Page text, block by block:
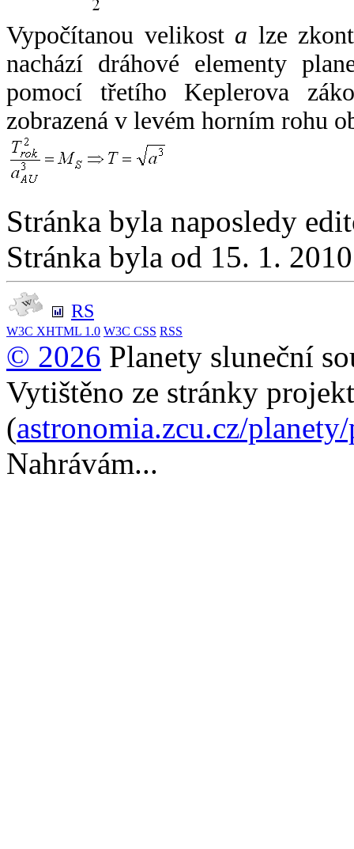
Vypočítanou velikost a lze
nachází dráhové elementy
pomocí třetího Keplerova
zobrazená v levém horním rohu
Stránka byla naposledy
Stránka byla od 15. 1.
RS
W3C XHTML 1.0 W3C CSS RSS
© 2026 Planety sluneční
Vytištěno ze stránky
(astronomia.zcu.cz/
Nahrávám...